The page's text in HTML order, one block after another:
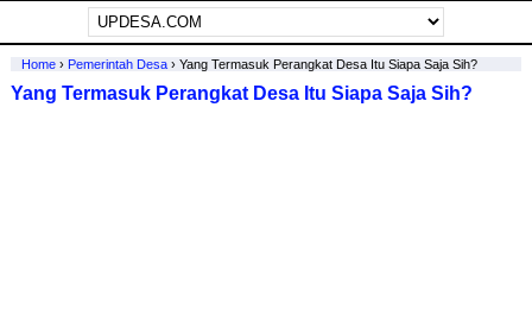
Home› Pemerintah Desa› Yang Termasuk Perangkat Desa Itu Siapa Saja Sih?
Yang Termasuk Perangkat Desa Itu Siapa Saja Sih?